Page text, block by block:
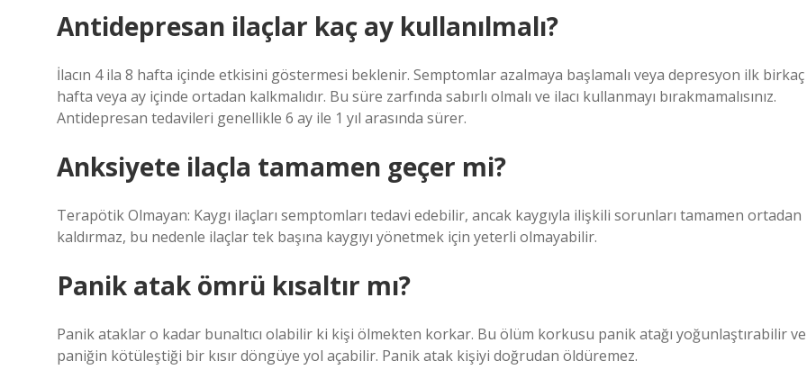
Antidepresan ilaçlar kaç ay kullanılmalı?
İlacın 4 ila 8 hafta içinde etkisini göstermesi beklenir. Semptomlar azalmaya başlamalı veya depresyon ilk birkaç
hafta veya ay içinde ortadan kalkmalıdır. Bu süre zarfında sabırlı olmalı ve ilacı kullanmayı bırakmamalısınız.
Antidepresan tedavileri genellikle 6 ay ile 1 yıl arasında sürer.
Anksiyete ilaçla tamamen geçer mi?
Terapötik Olmayan: Kaygı ilaçları semptomları tedavi edebilir, ancak kaygıyla ilişkili sorunları tamamen ortadan
kaldırmaz, bu nedenle ilaçlar tek başına kaygıyı yönetmek için yeterli olmayabilir.
Panik atak ömrü kısaltır mı?
Panik ataklar o kadar bunaltıcı olabilir ki kişi ölmekten korkar. Bu ölüm korkusu panik atağı yoğunlaştırabilir ve
paniğin kötüleştiği bir kısır döngüye yol açabilir. Panik atak kişiyi doğrudan öldüremez.